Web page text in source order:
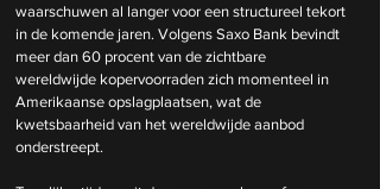
waarschuwen al langer voor een structureel tekort
in de komende jaren. Volgens Saxo Bank bevindt
meer dan 60 procent van de zichtbare
wereldwijde kopervoorraden zich momenteel in
Amerikaanse opslagplaatsen, wat de
kwetsbaarheid van het wereldwijde aanbod
onderstreept.